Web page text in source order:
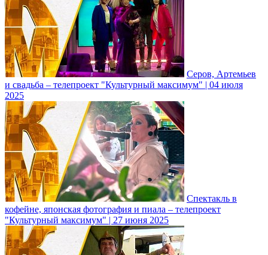
Серов, Артемьев
и свадьба – телепроект "Культурный максимум" | 04 июля
2025
Спектакль в
кофейне, японская фотография и пиала – телепроект
"Культурный максимум" | 27 июня 2025